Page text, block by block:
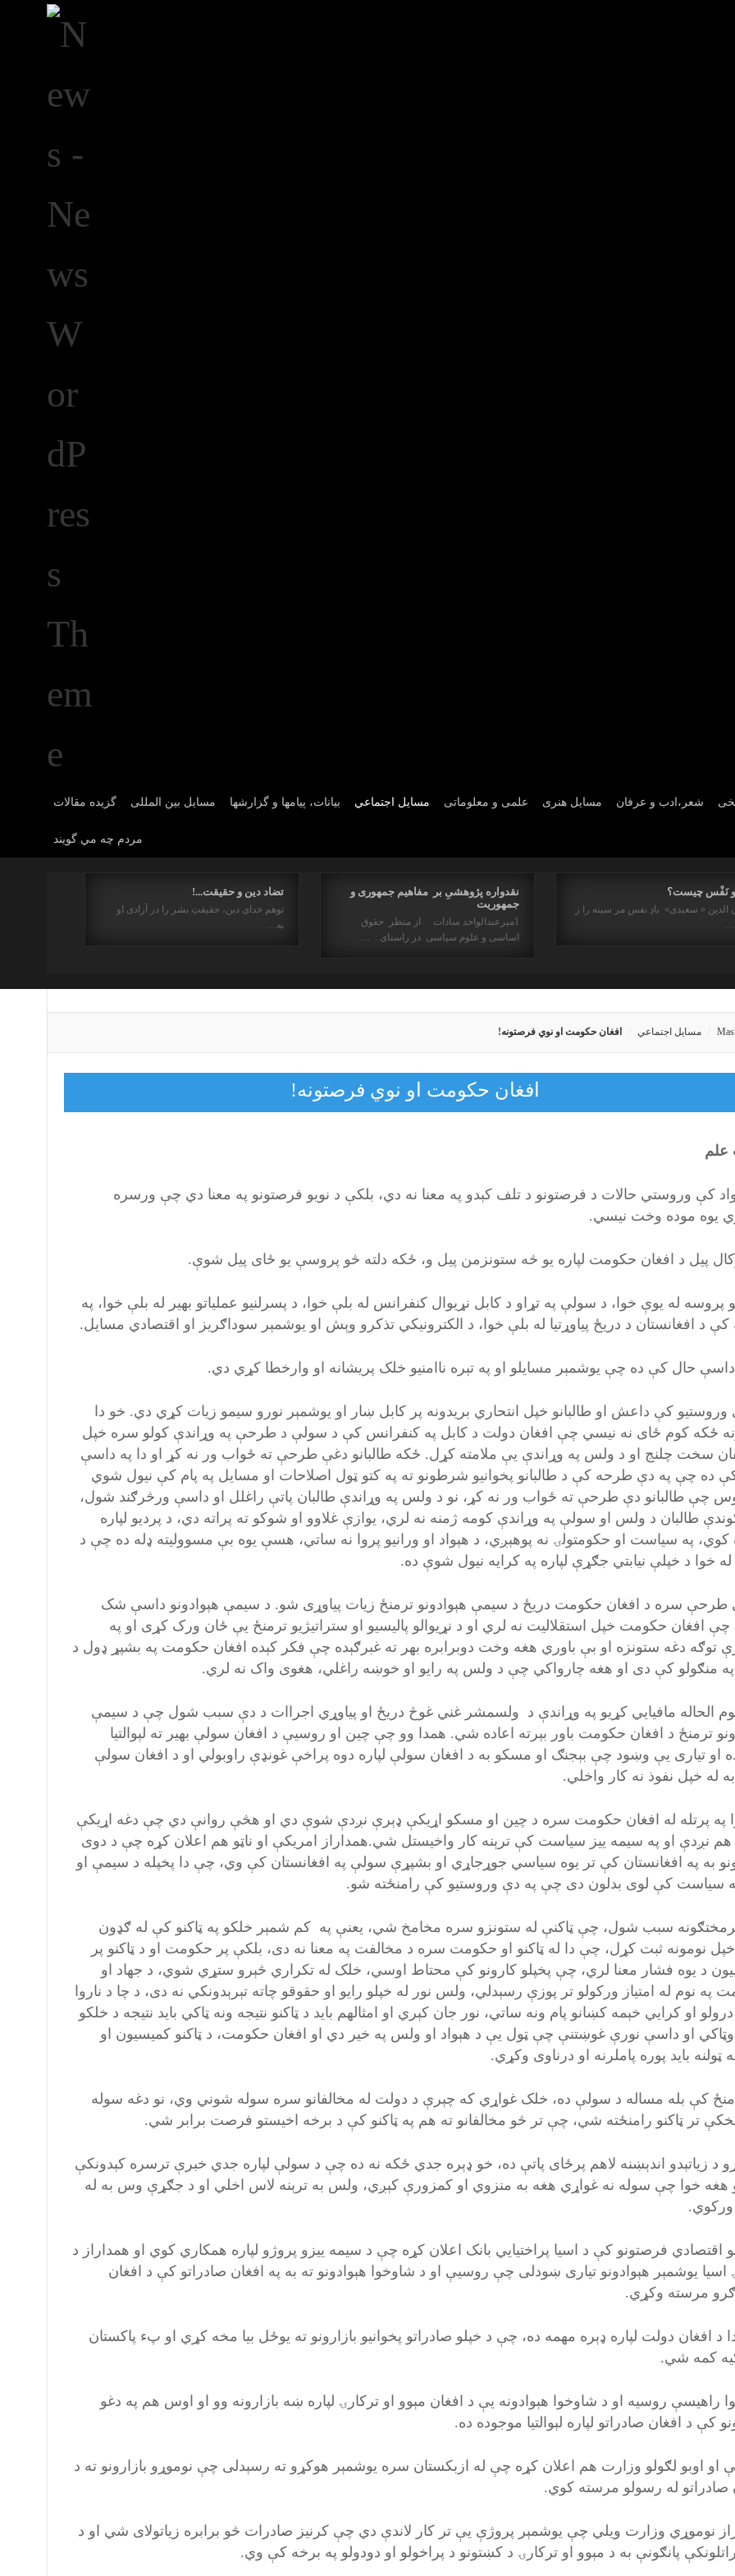
گزیده مقالات مسایل بین المللی بیانات، پیامها و گزارشها مسايل اجتماعي علمی و معلوماتی مسايل هنری شعر،ادب و عرفان
مردم چه مي گويند
تضاد دین و حقیقت...!
توهم خدای دین، حقیقتِ بشر را در آزادی او
به…
نقدواره پژوهشیِ بر مفاهیم جمهوری و
جمهوریت
1میرعبدالواحد سادات از منظر حقوق
اساسی و علوم سیاسی در راستای : …
و نَفْس چیست؟
الدین « سعیدی» بادِ نفس مر سینه را ز
مسايل اجتماعي افغان حکومت او نوي فرصتونه!
افغان حکومت او نوي فرصتونه!
علم
کې وروستي حالات د فرصتونو د تلف کېدو په معنا نه دي، بلکې د نویو فرصتونو په معنا دي چې ورسره
یوه موده وخت نیسي.
پیل د افغان حکومت لپاره یو څه ستونزمن پیل و، ځکه دلته څو پروسې یو ځای پیل شوې.
پروسه له یوې خوا، د سولې په تړاو د کابل نړیوال کنفرانس له بلې خوا، د پسرلنیو عملیاتو بهیر له بلې خوا، په
د افغانستان د دریځ پیاوړتیا له بلې خوا، د الکترونیکي تذکرو وېش او یوشمېر سوداګریز او اقتصادي مسایل.
داسې حال کې ده چې یوشمېر مسایلو او په تېره ناامنیو خلک پریشانه او وارخطا کړي دي.
وروستیو کې داعش او طالبانو خپل انتحاري بریدونه پر کابل ښار او یوشمېر نورو سیمو زیات کړي دي. خو دا
ځکه کوم ځای نه نیسي چې افغان دولت د کابل په کنفرانس کې د سولې د طرحې په وړاندې کولو سره خپل
سخت چلنج او د ولس په وړاندې يې ملامته کړل. ځکه طالبانو دغې طرحې ته ځواب ور نه کړ او دا په داسې
ده چې په دې طرحه کې د طالبانو پخوانیو شرطونو ته په کتو ټول اصلاحات او مسایل په پام کې نیول شوي
چې طالبانو دې طرحې ته ځواب ور نه کړ، نو د ولس په وړاندې طالبان پاتې راغلل او داسې ورڅرګند شول،
طالبان د ولس او سولې په وړاندې کومه ژمنه نه لري، یوازې غلاوو او شوکو ته پراته دي، د پردیو لپاره
په سیاست او حکومتولۍ نه پوهېږي، د هېواد او ورانیو پروا نه ساتي، هسې یوه بې مسوولیته ډله ده چې د
له خوا د خپلې نیابتي جګړې لپاره په کرایه نیول شوې ده.
طرحې سره د افغان حکومت دریځ د سیمې هېوادونو ترمنځ زیات پیاوړی شو. د سیمې هېوادونو داسې شک
چې افغان حکومت خپل استقلالیت نه لري او د نړیوالو پالیسیو او ستراتيژیو ترمنځ یې ځان ورک کړی او په
توګه دغه ستونزه او بې باوري هغه وخت دوبرابره بهر ته غبرګېده چې فکر کېده افغان حکومت په بشپړ ډول د
په منګولو کې دی او هغه چارواکي چې د ولس په رایو او خوښه راغلي، هغوی واک نه لري.
الحاله مافیايي کړیو په وړاندې د ولسمشر غني غوڅ دریځ او پیاوړي اجراات د دې سبب شول چې د سیمې
ترمنځ د افغان حکومت باور بېرته اعاده شي. همدا وو چې چین او روسیې د افغان سولې بهیر ته لېوالتیا
او تیاری یې وښود چې بېجنګ او مسکو به د افغان سولې لپاره دوه پراخې غونډې راوبولي او د افغان سولې
به له خپل نفوذ نه کار واخلي.
په پرتله له افغان حکومت سره د چین او مسکو اړیکې ډېرې نږدې شوې دي او هڅې روانې دي چې دغه اړیکې
هم نږدې او په سیمه ییز سیاست کې ترېنه کار واخیستل شي.همداراز امریکې او ناټو هم اعلان کړه چې د دوی
به په افغانستان کې تر یوه سیاسي جوړجاړي او بشپړې سولې په افغانستان کې وي، چې دا پخپله د سیمې او
سیاست کې لوی بدلون دی چې په دې وروستیو کې رامنځته شو.
سبب شول، چې ټاکنې له ستونزو سره مخامخ شي، یعنې په کم شمېر خلکو په ټاکنو کې له ګډون
خپل نومونه ثبت کړل، چې دا له ټاکنو او حکومت سره د مخالفت په معنا نه دی، بلکې پر حکومت او د ټاکنو پر
د یوه فشار معنا لري، چې پخپلو کارونو کې محتاط اوسي، خلک له تکراري څېرو ستړي شوي، د جهاد او
په نوم له امتیاز ورکولو تر پوزې رسېدلي، ولس نور له خپلو رایو او حقوقو چاته تېرېدونکي نه دی، د چا د ناروا
او کرايي خېمه کښانو پام ونه ساتي، نور جان کېري او امثالهم باید د ټاکنو نتیجه ونه ټاکي باید نتیجه د خلکو
او داسې نورې غوښتنې چې ټول یې د هېواد او ولس په خیر دي او افغان حکومت، د ټاکنو کمیسیون او
ټولنه باید پوره پاملرنه او درناوی وکړي.
منځ کې بله مساله د سولې ده، خلک غواړي که چېرې د دولت له مخالفانو سره سوله شوني وي، نو دغه سوله
تر ټاکنو رامنځته شي، چې تر څو مخالفانو ته هم په ټاکنو کې د برخه اخیستو فرصت برابر شي.
د زیاتېدو اندېښنه لاهم پرځای پاتې ده، خو ډېره جدي ځکه نه ده چې د سولې لپاره جدي خبرې ترسره کېدونکې
هغه خوا چې سوله نه غواړي هغه به منزوي او کمزورې کېږي، ولس به ترېنه لاس اخلي او د جګړې وس به له
ورکوي.
اقتصادي فرصتونو کې د اسیا پراختیايي بانک اعلان کړه چې د سیمه ییزو پروژو لپاره همکاري کوي او همداراز د
اسیا یوشمېر هېوادونو تیاری ښودلی چې روسيې او د شاوخوا هېوادونو ته به په افغان صادراتو کې د افغان
مرسته وکړي.
دا د افغان دولت لپاره ډېره مهمه ده، چې د خپلو صادراتو پخوانیو بازارونو ته یوځل بیا مخه کړي او پء پاکستان
کمه شي.
راهیسې روسیه او د شاوخوا هېوادونه یې د افغان مېوو او ترکارۍ لپاره ښه بازارونه وو او اوس هم په دغو
کې د افغان صادراتو لپاره لېوالتیا موجوده ده.
او اوبو لګولو وزارت هم اعلان کړه چې له ازبکستان سره یوشمېر هوکړو ته رسېدلی چې نوموړو بازارونو ته د
صادراتو له رسولو مرسته کوي.
نوموړي وزارت ویلي چې یوشمېر پروژې یې تر کار لاندې دي چې کرنیز صادرات څو برابره زیاتولای شي او د
پانګونې به د مېوو او ترکارۍ د کښتونو د پراخولو او دودولو په برخه کې وي.